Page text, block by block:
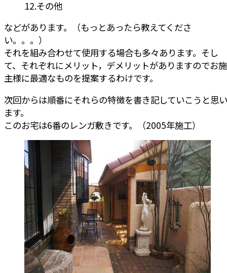
その他
などがあります。（もっとあったら教えてくださ
い。。。）
それを組み合わせて使用する場合も多々あります。そし
て、それぞれにメリット，デメリットがありますのでお施
主様に最適なものを提案するわけです。
次回からは順番にそれらの特徴を書き記していこうと思い
ます。
このお宅は6番のレンガ敷きです。（2005年施工）